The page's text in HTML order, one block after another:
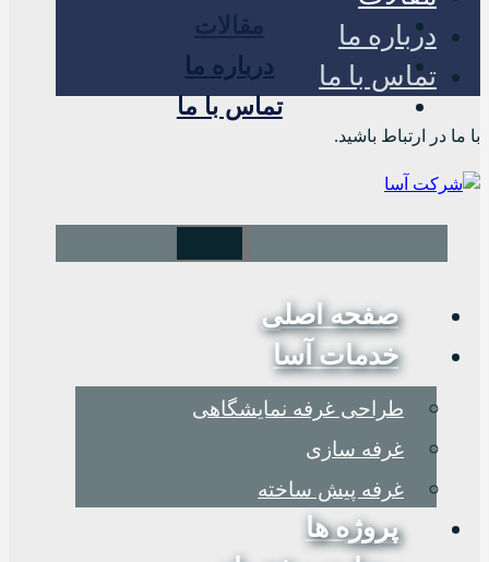
مقالات
درباره ما
تماس با ما
درباره ما
تماس با ما
با ما در ارتباط باشید.
صفحه اصلی
خدمات آسا
طراحی غرفه نمایشگاهی
غرفه سازی
غرفه پیش ساخته
پروژه ها